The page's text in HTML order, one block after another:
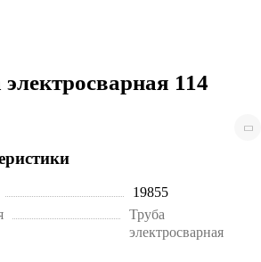
114
19855
Труба
электросварная